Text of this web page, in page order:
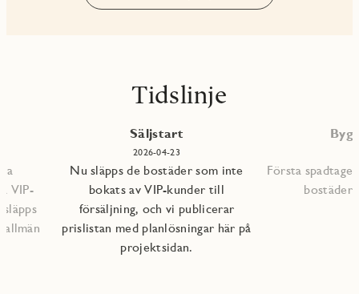
Tidslinje
VIP-
Säljstart
2026-04-23
Nu släpps de bostäder som inte
bokats av VIP-kunder till
försäljning, och vi publicerar
prislistan med planlösningar här på
projektsidan.
Första